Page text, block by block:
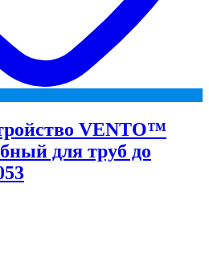
VENTO™
для труб до